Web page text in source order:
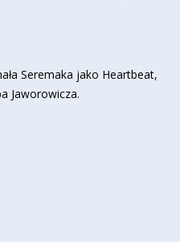
Seremaka jako Heartbeat,
Jaworowicza.